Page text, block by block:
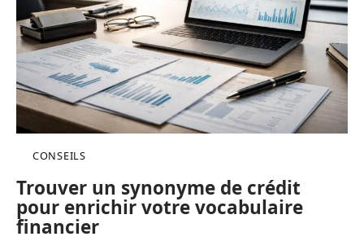
CONSEILS
Trouver un synonyme de crédit
pour enrichir votre vocabulaire
financier